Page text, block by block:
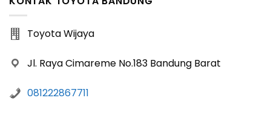
Toyota Wijaya
Jl. Raya Cimareme No.183 Bandung Barat
081222867711